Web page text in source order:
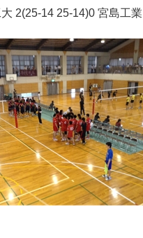
2(25-14 25-14)0 宮島工業